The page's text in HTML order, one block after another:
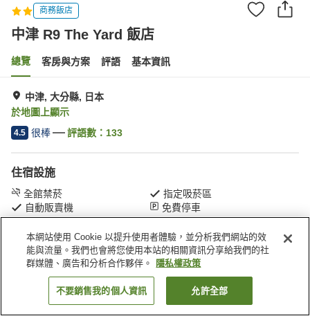
商務飯店
中津 R9 The Yard 飯店
總覽 客房與方案 評語 基本資訊
中津, 大分縣, 日本
於地圖上顯示
4.5 很棒 評語數： 133
住宿設施
全館禁菸
指定吸菸區
自動販賣機
免費停車
首頁 日本 大分縣 中津 中津 R9 The Yard 飯店
找客房
本網站使用 Cookie 以提升使用者體驗，並分析我們網站的效
能與流量。我們也會將您使用本站的相關資訊分享給我們的社
群媒體、廣告和分析合作夥伴。
隱私權政策
不要銷售我的個人資訊 允許全部